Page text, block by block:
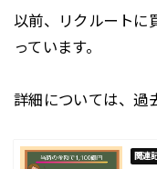
以前、リクルートに
っています。
詳細については、過